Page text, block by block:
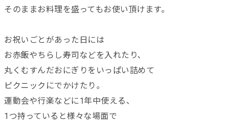
そのままお料理を盛ってもお使い頂けます。
お祝いごとがあった日には
お赤飯やちらし寿司などを入れたり、
丸くむすんだおにぎりをいっぱい詰めて
ピクニックにでかけたり。
運動会や行楽などに1年中使える、
1つ持っていると様々な場面で